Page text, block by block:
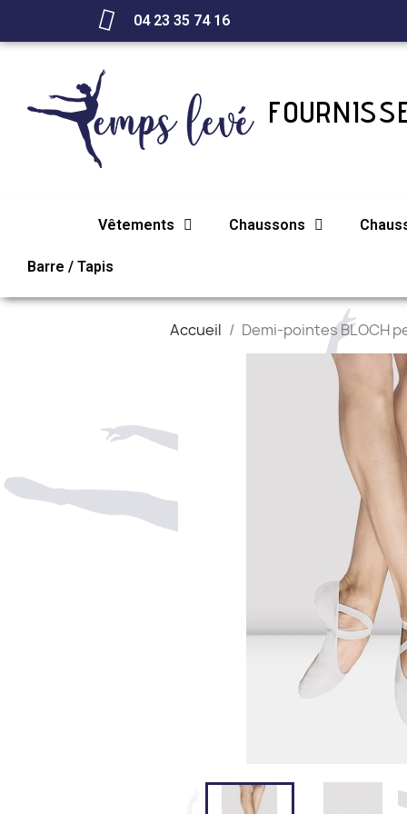
04 23 35 74 16
Vêtements Chaussons
Barre / Tapis
Accueil Demi-pointes BLOCH